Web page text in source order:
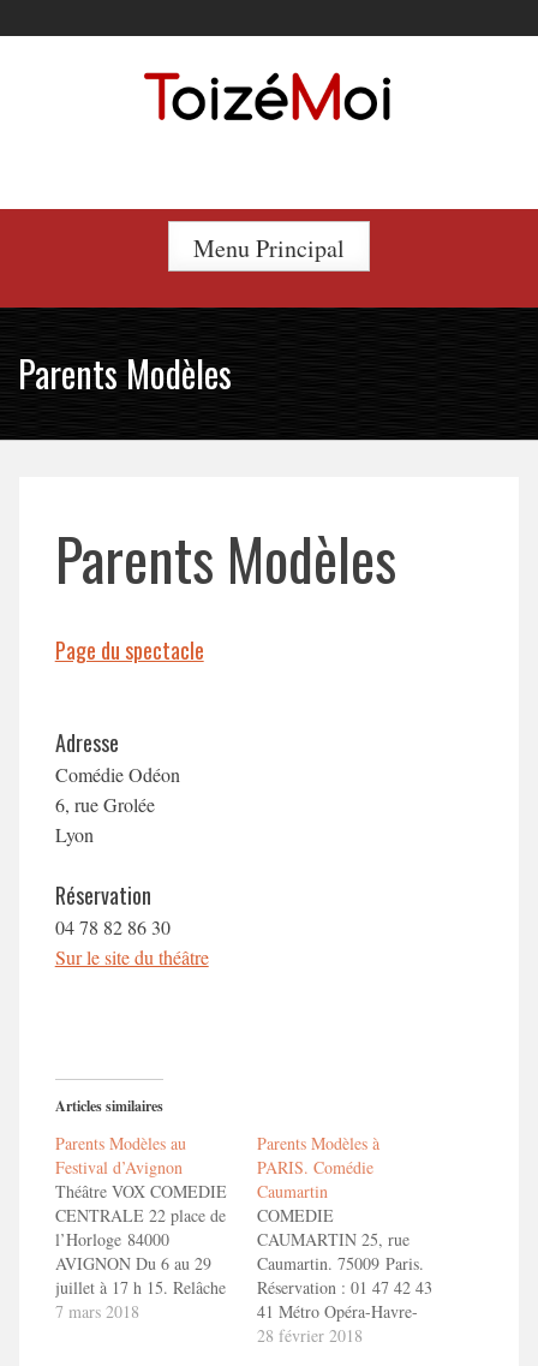
to
Menu Principal
Parents Modèles
Parents Modèles
Page du spectacle
Adresse
Comédie Odéon
6, rue Grolée
Lyon
Réservation
04 78 82 86 30
Sur le site du théâtre
Articles similaires
Parents Modèles au
Festival d’Avignon
Théâtre VOX COMEDIE
CENTRALE 22 place de
l’Horloge 84000
AVIGNON Du 6 au 29
juillet à 17 h 15. Relâche
le Mercredi 18 juillet !
7 mars 2018
Parents Modèles à
PARIS. Comédie
Caumartin
COMEDIE
CAUMARTIN 25, rue
Caumartin. 75009 Paris.
Réservation : 01 47 42 43
41 Métro Opéra-Havre-
Caumartin. Madeleine.
28 février 2018